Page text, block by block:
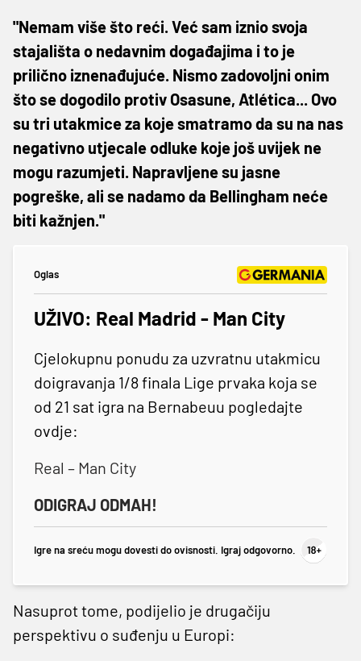
"Nemam više što reći. Već sam iznio svoja
stajališta o nedavnim događajima i to je
prilično iznenađujuće. Nismo zadovoljni onim
što se dogodilo protiv Osasune, Atlética... Ovo
su tri utakmice za koje smatramo da su na nas
negativno utjecale odluke koje još uvijek ne
mogu razumjeti. Napravljene su jasne
pogreške, ali se nadamo da Bellingham neće
biti kažnjen."
Oglas
UŽIVO: Real Madrid - Man City
Cjelokupnu ponudu za uzvratnu utakmicu
doigravanja 1/8 finala Lige prvaka koja se
od 21 sat igra na Bernabeuu pogledajte
ovdje:
Real – Man City
ODIGRAJ ODMAH!
Igre na sreću mogu dovesti do ovisnosti. Igraj odgovorno.
Nasuprot tome, podijelio je drugačiju
perspektivu o suđenju u Europi: